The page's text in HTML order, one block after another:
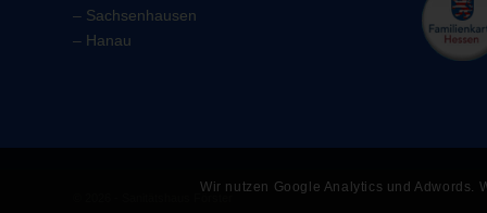
– Sachsenhausen
– Hanau
Wir nutzen Google Analytics und Adwords.